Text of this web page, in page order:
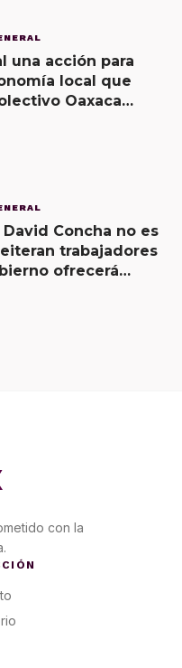
una acción para
local que
Oaxaca
Concha no es
trabajadores
ofrecerá
con la